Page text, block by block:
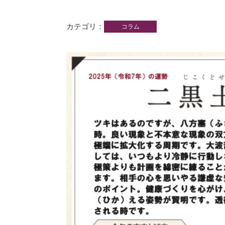
カテゴリ コラム